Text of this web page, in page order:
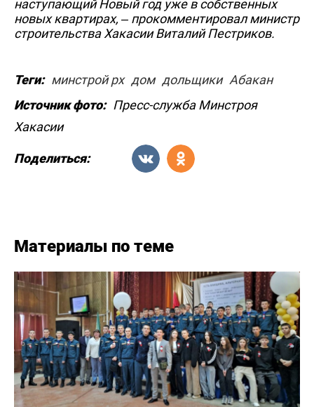
наступающий Новый год уже в собственных
новых квартирах, – прокомментировал министр
строительства Хакасии Виталий Пестриков.
Теги: минстрой рх дом дольщики Абакан
Источник фото: Пресс-служба Минстроя
Хакасии
Поделиться:
Материалы по теме